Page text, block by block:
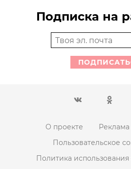
Подписка на
О проекте Реклама
Пользовательское
Политика